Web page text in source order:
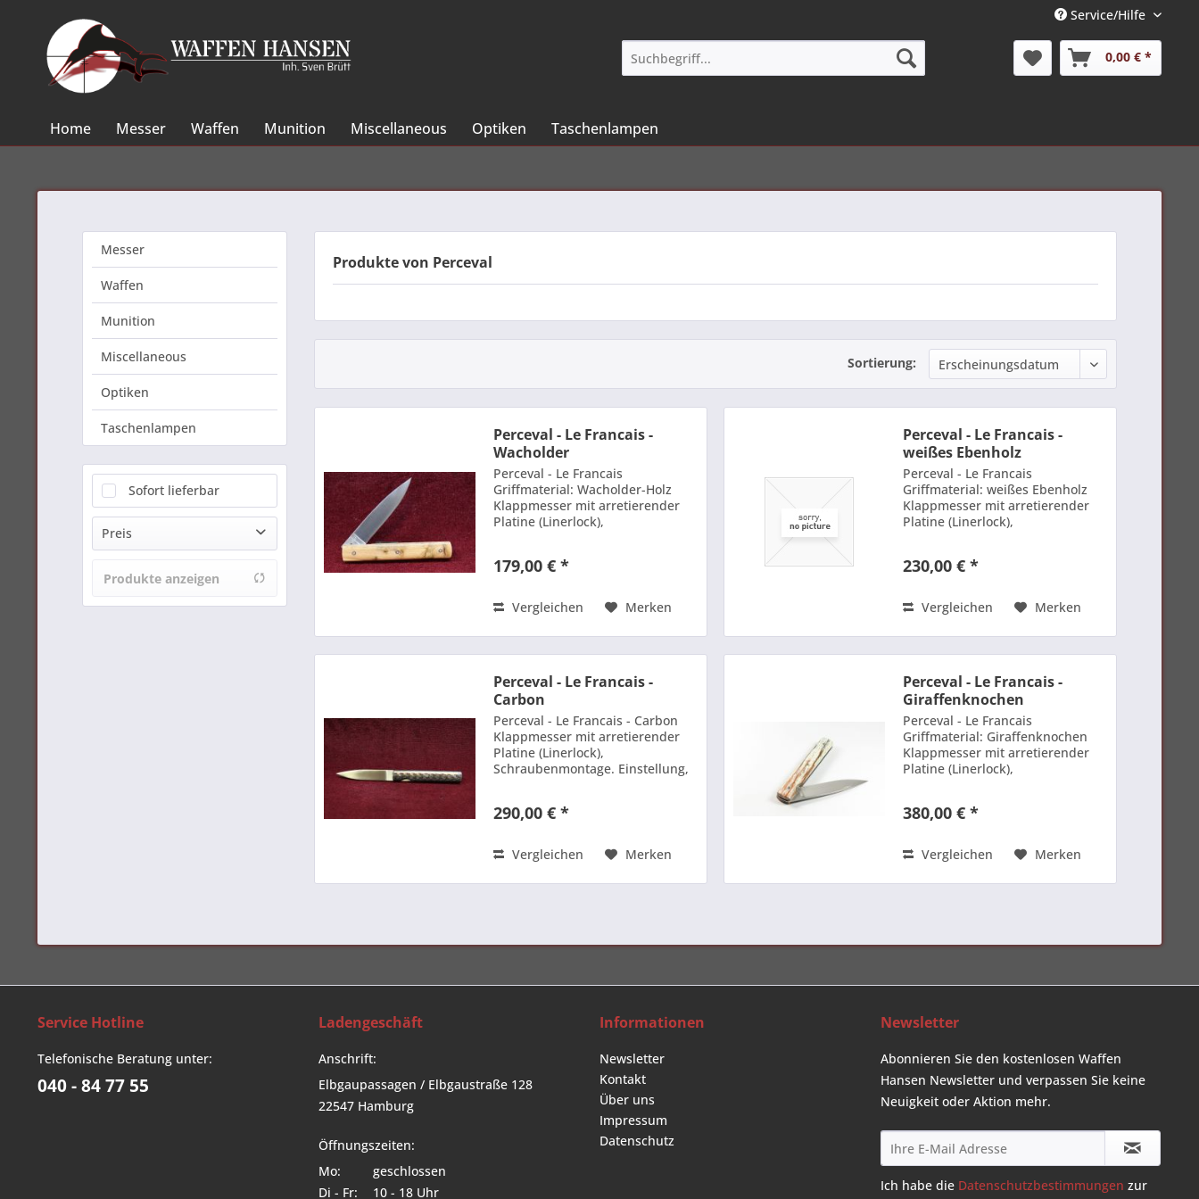
Service/Hilfe
0,00 € *
Home Messer Waffen Munition Miscellaneous Optiken Taschenlampen
Messer
Waffen
Munition
Miscellaneous
Optiken
Taschenlampen
Sofort lieferbar
Preis
179,00 €
380,00 €
Produkte anzeigen
Produkte von Perceval
Sortierung:
Perceval - Le Francais -
Wacholder
Perceval - Le Francais
Griffmaterial: Wacholder-Holz
Klappmesser mit arretierender
Platine (Linerlock),
Endbearbeitung und Handschliff
Garantie auf...
179,00 € *
Vergleichen Merken
Perceval - Le Francais -
weißes Ebenholz
Perceval - Le Francais
Griffmaterial: weißes Ebenholz
Klappmesser mit arretierender
Platine (Linerlock),
Endbearbeitung und Handschliff
Garantie auf...
230,00 € *
Vergleichen Merken
Perceval - Le Francais -
Carbon
Perceval - Le Francais - Carbon
Klappmesser mit arretierender
Platine (Linerlock),
Schraubenmontage. Einstellung,
in der Werkstatt in Thiers.
Technische...
290,00 € *
Vergleichen Merken
Perceval - Le Francais -
Giraffenknochen
Perceval - Le Francais
Griffmaterial: Giraffenknochen
Klappmesser mit arretierender
Platine (Linerlock),
Endbearbeitung und Handschliff
Garantie auf...
380,00 € *
Vergleichen Merken
Service Hotline
Telefonische Beratung unter:
040 - 84 77 55
Ladengeschäft
Anschrift:
Elbgaupassagen / Elbgaustraße 128
22547 Hamburg
Öffnungszeiten:
Mo:
geschlossen
Di - Fr:
10 - 18 Uhr
Informationen
Newsletter
Kontakt
Über uns
Impressum
Datenschutz
Newsletter
Abonnieren Sie den kostenlosen Waffen
Hansen Newsletter und verpassen Sie keine
Neuigkeit oder Aktion mehr.
Ich habe die Datenschutzbestimmungen zur